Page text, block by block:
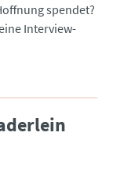
spendet?
Interview-